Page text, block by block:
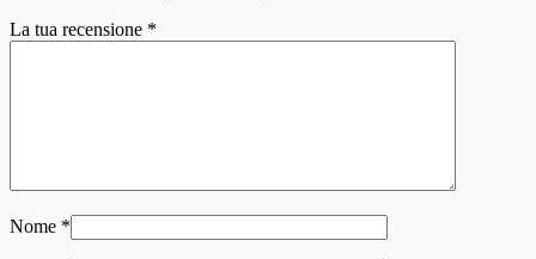
La tua recensione *
Nome *